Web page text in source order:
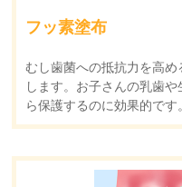
フッ素塗布
むし歯菌への抵抗力を高
します。お子さんの乳歯
ら保護するのに効果的です